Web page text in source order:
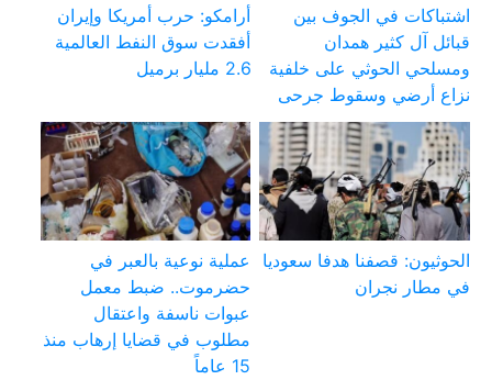
اشتباكات في الجوف بين
قبائل آل كثير همدان
ومسلحي الحوثي على خلفية
نزاع أرضي وسقوط جرحى
أرامكو: حرب أمريكا وإيران
أفقدت سوق النفط العالمية
2.6 مليار برميل
الحوثيون: قصفنا هدفا سعوديا
في مطار نجران
عملية نوعية بالعبر في
حضرموت.. ضبط معمل
عبوات ناسفة واعتقال
مطلوب في قضايا إرهاب منذ
15 عاماً